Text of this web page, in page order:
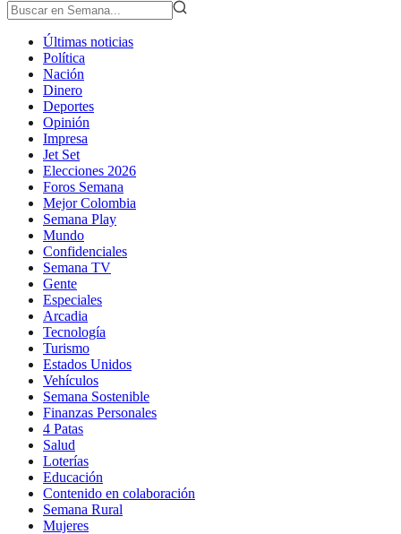
Últimas noticias
Política
Nación
Dinero
Deportes
Opinión
Impresa
Jet Set
Elecciones 2026
Foros Semana
Mejor Colombia
Semana Play
Mundo
Confidenciales
Semana TV
Gente
Especiales
Arcadia
Tecnología
Turismo
Estados Unidos
Vehículos
Semana Sostenible
Finanzas Personales
4 Patas
Salud
Loterías
Educación
Contenido en colaboración
Semana Rural
Mujeres